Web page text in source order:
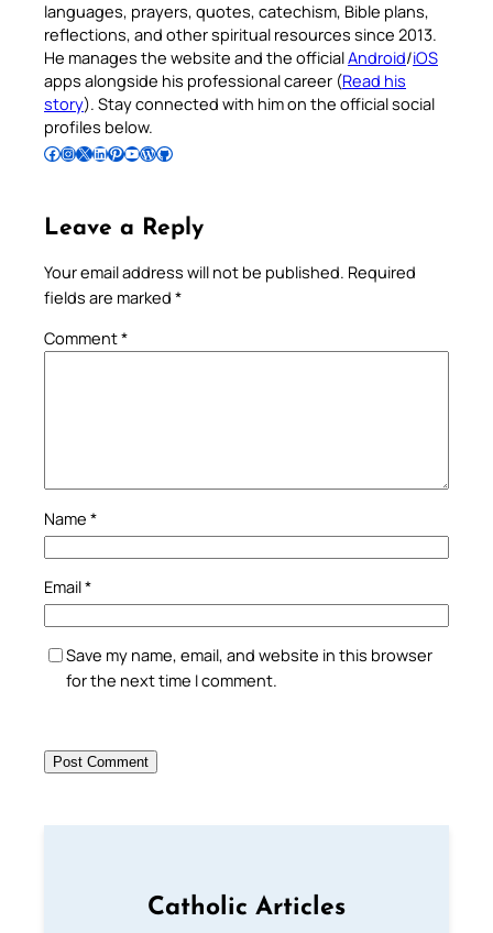
languages, prayers, quotes, catechism, Bible plans,
reflections, and other spiritual resources since 2013.
He manages the website and the officialAndroid/iOS
apps alongside his professional career (Read his
story). Stay connected with him on the official social
profiles below.
Follow Pradeep on Facebook Follow Pradeep on InstagramFollow Pradeep on X Follow Pradeep on LinkedIn Follow Pradeep on Pinterest Subscribe to Pradeep’s Youtube Channel Follow Pradeep on WordPress Follow Pradeep on GitHub
Leave a Reply
Your email address will not be published. Required
fields are marked *
Comment*
Name *
Email*
Save my name, email, and website in this browser
for the next time I comment.
Catholic Articles